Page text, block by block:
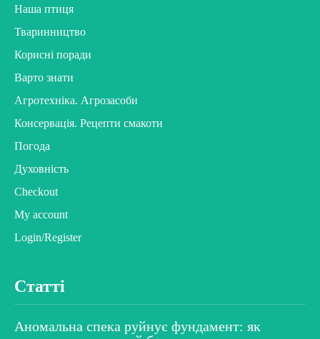
Наша птиця
Тваринництво
Корисні поради
Варто знати
Агротехніка. Агрозасоби
Консервація. Рецепти смакоти
Погода
Духовність
Checkout
My account
Login/Register
Статті
Аномальна спека руйнує фундамент: як